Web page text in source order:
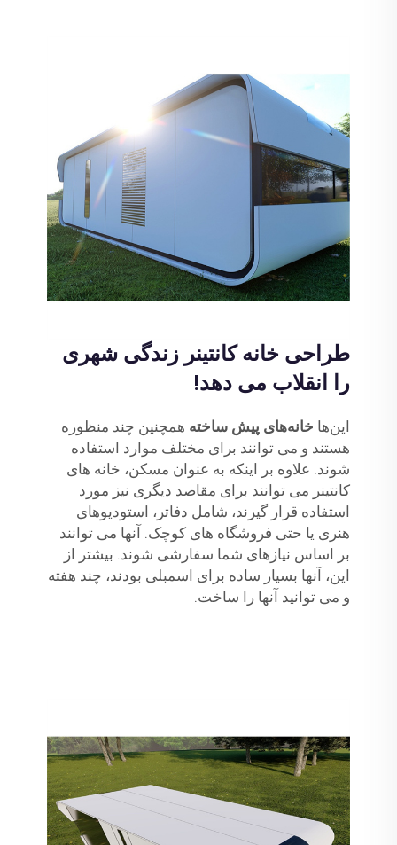
طراحی خانه کانتینر زندگی شهری
را انقلاب می دهد!
این‌ها خانه‌های پیش ساخته همچنین چند منظوره
هستند و می توانند برای مختلف موارد استفاده
شوند. علاوه بر اینکه به عنوان مسکن، خانه های
کانتینر می توانند برای مقاصد دیگری نیز مورد
استفاده قرار گیرند، شامل دفاتر، استودیوهای
هنری یا حتی فروشگاه های کوچک. آنها می توانند
بر اساس نیازهای شما سفارشی شوند. بیشتر از
این، آنها بسیار ساده برای اسمبلی بودند، چند هفته
و می توانید آنها را ساخت.